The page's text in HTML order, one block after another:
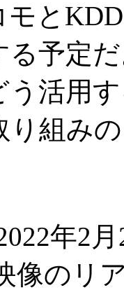
モと
る予定
う活用
り組み
年2月
像のリ